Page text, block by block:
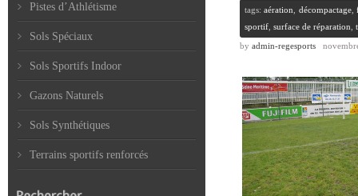
tags:aération décompactage,
sportif surface de réparation
by admin-regesports
Pistes d’Athlétisme
Sols Spéciaux
Sols Sportifs Indoor
Gazons Naturels
Sols Synthétiques
Terrains sportifs renforcés